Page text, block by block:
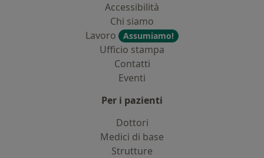
Accessibilità
Chi siamo
Lavoro
Assumiamo!
Ufficio stampa
Contatti
Eventi
Per i pazienti
Dottori
Medici di base
Strutture